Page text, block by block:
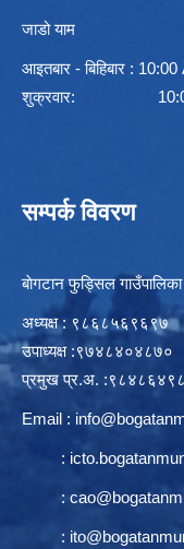
जाडो याम
आइतबार - बिहिबार :
शुक्रवार: 10:00
सम्पर्क विवरण
बाेगटान फुड्सिल गाउँपालिका
अध्यक्ष : ९८६८५६९६९७
उपाध्यक्ष :९७४८४०४८७०
प्रमुख प्र.अ.
Email :
:
:
: